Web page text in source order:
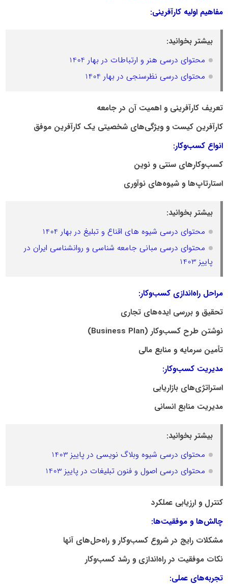
مفاهیم اولیه کارآفرینی:
بیشتر بخوانید:
محتوای درسی هنر و ارتباطات در بهار 1404
محتوای درسی نظرسنجی در بهار 1404
تعریف کارآفرینی و اهمیت آن در جامعه
کارآفرین کیست و ویژگی‌های شخصیتی یک کارآفرین موفق
انواع کسب‌وکار:
کسب‌وکارهای سنتی و نوین
استارتاپ‌ها و شیوه‌های نوآوری
بیشتر بخوانید:
محتوای درسی شیوه های اقناع و تبلیغ در بهار 1404
محتوای درسی مبانی جامعه شناسی و روانشناسی ایران در
پاییز 1403
مراحل راه‌اندازی کسب‌وکار:
تحقیق و بررسی ایده‌های تجاری
نوشتن طرح کسب‌وکار (Business Plan)
تأمین سرمایه و منابع مالی
مدیریت کسب‌وکار:
استراتژی‌های بازاریابی
مدیریت منابع انسانی
بیشتر بخوانید:
محتوای درسی شیوه وبلاگ نویسی در پاییز 1403
محتوای درسی اصول و فنون تبلیغات در پاییز 1403
کنترل و ارزیابی عملکرد
چالش‌ها و موفقیت‌ها:
مشکلات رایج در شروع کسب‌وکار و راه‌حل‌های آنها
نکات موفقیت در راه‌اندازی و رشد کسب‌وکار
تجربه‌های عملی: